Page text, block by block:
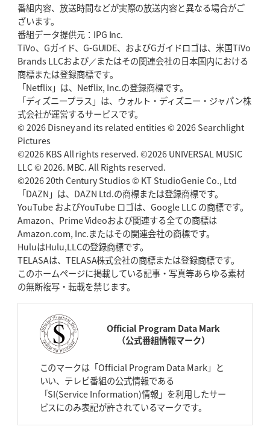
番組内容、放送時間などが実際の放送内容と異なる場合がご
ざいます。
番組データ提供元：IPG Inc.
TiVo、Gガイド、G-GUIDE、およびGガイドロゴは、米国TiVo
Brands LLCおよび／またはその関連会社の日本国内における
商標または登録商標です。
「Netflix」は、Netflix, Inc.の登録商標です。
「ディズニープラス」は、ウォルト・ディズニー・ジャパン株
式会社が運営するサービスです。
© 2026 Disney and its related entities © 2026 Searchlight
Pictures
©2026 KBS All rights reserved. ©2026 UNIVERSAL MUSIC
LLC © 2026. MBC. All Rights reserved.
©2026 20th Century Studios © KT StudioGenie Co., Ltd
「DAZN」は、DAZN Ltd.の商標または登録商標です。
YouTube およびYouTube ロゴは、Google LLC の商標です。
Amazon、Prime Videoおよび関連する全ての商標は
Amazon.com, Inc.またはその関連会社の商標です。
HuluはHulu,LLCの登録商標です。
TELASAは、TELASA株式会社の商標または登録商標です。
このホームページに掲載している記事・写真等あらゆる素材
の無断複写・転載を禁じます。
Official Program Data Mark
（公式番組情報マーク）
このマークは「Official Program Data Mark」と
いい、テレビ番組の公式情報である
「SI(Service Information)情報」を利用したサー
ビスにのみ表記が許されているマークです。